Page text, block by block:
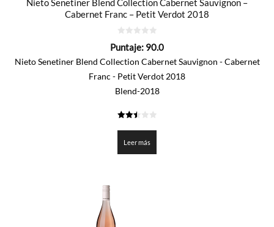
Nieto Senetiner Blend Collection Cabernet Sauvignon –
Cabernet Franc – Petit Verdot 2018
de
Puntaje: 90.0
Nieto Senetiner Blend Collection Cabernet Sauvignon - Cabernet
Franc - Petit Verdot 2018
Blend-2018
Leer más